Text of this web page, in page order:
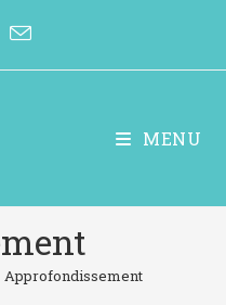
MENU
Approfondissement